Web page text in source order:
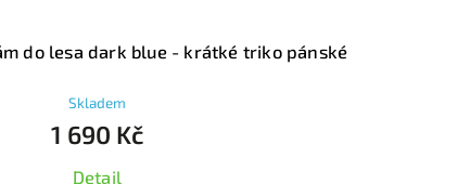
triko pánské